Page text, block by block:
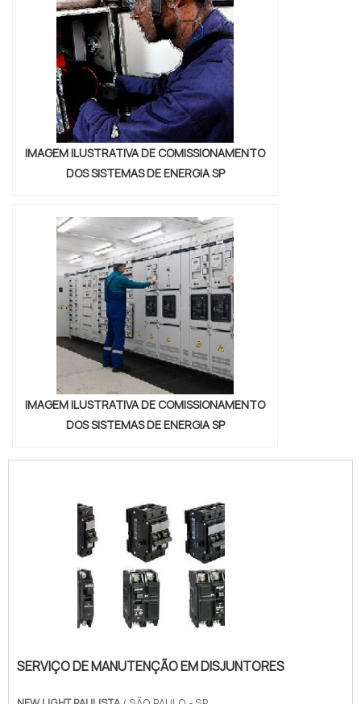
instalações elétricas podem ser cara...
IMAGEM ILUSTRATIVA DE COMISSIONAMENTO
DOS SISTEMAS DE ENERGIA SP
IMAGEM ILUSTRATIVA DE COMISSIONAMENTO
DOS SISTEMAS DE ENERGIA SP
SERVIÇO DE MANUTENÇÃO EM DISJUNTORES